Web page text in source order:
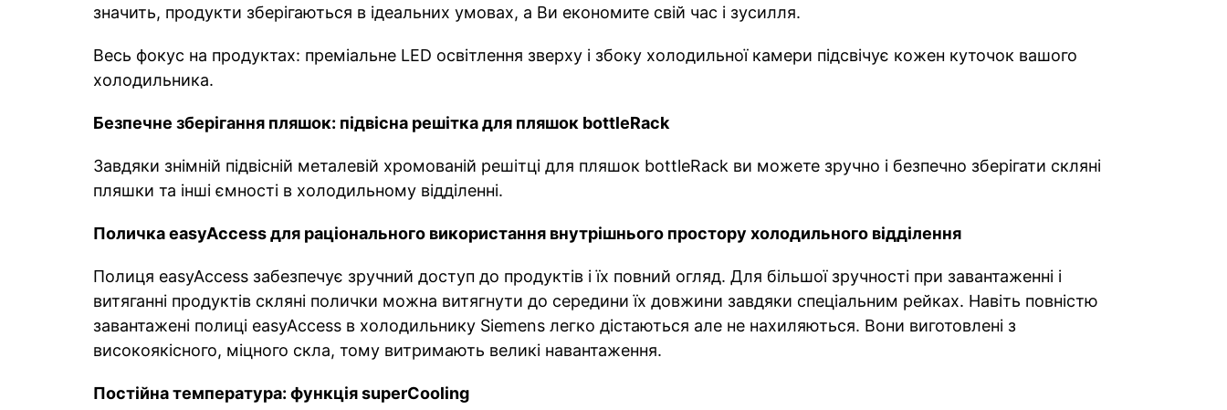
значить, продукти зберігаються в ідеальних умовах, а Ви економите свій час і зусилля.
Весь фокус на продуктах: преміальне LED освітлення зверху і збоку холодильної камери підсвічує кожен куточок вашого
холодильника.
Безпечне зберігання пляшок: підвісна решітка для пляшок bottleRack
Завдяки знімній підвісній металевій хромованій решітці для пляшок bottleRack ви можете зручно і безпечно зберігати скляні
пляшки та інші ємності в холодильному відділенні.
Поличка easyAccess для раціонального використання внутрішнього простору холодильного відділення
Полиця easyAccess забезпечує зручний доступ до продуктів і їх повний огляд. Для більшої зручності при завантаженні і
витяганні продуктів скляні полички можна витягнути до середини їх довжини завдяки спеціальним рейках. Навіть повністю
завантажені полиці easyAccess в холодильнику Siemens легко дістаються але не нахиляються. Вони виготовлені з
високоякісного, міцного скла, тому витримають великі навантаження.
Постійна температура: функція superCooling